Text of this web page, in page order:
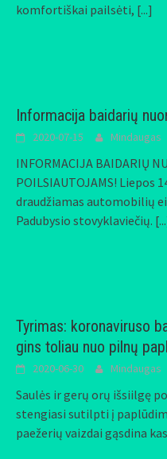
komfortiškai pailsėti, [...]
Informacija baidarių
2020-07-15 Mindaugas
INFORMACIJA BAIDARIŲ
POILSIAUTOJAMS! Liepos
draudžiamas automobilių
Padubysio stovyklaviečių.
Tyrimas: koronaviruso
gins toliau nuo pilnų
2020-06-30 Mindaugas
Saulės ir gerų orų išsiilgę
stengiasi sutilpti į
paežerių vaizdai gąsdina